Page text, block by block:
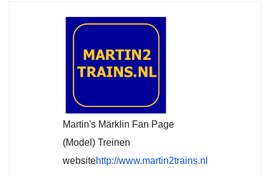
Martin's Märklin Fan Page
(Model) Treinen
websitehttp://www.martin2trains.nl